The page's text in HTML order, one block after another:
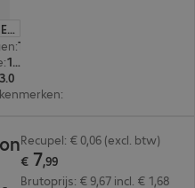
Europa
:
: 10 m
3.0
:
Recupel: € 0,06 (excl. btw)
€ 7,99
Brutoprijs: € 9,67 incl. € 1,68